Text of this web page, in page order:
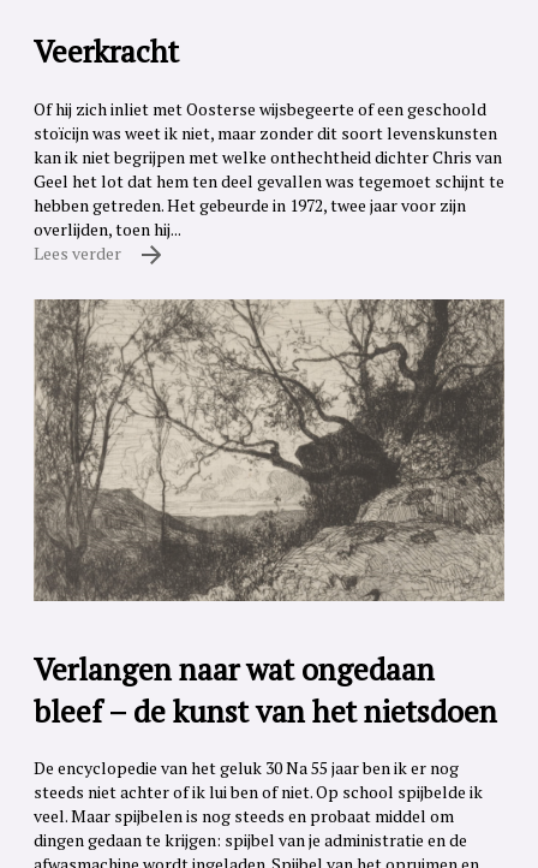
Veerkracht
Of hij zich inliet met Oosterse wijsbegeerte of een geschoold
stoïcijn was weet ik niet, maar zonder dit soort levenskunsten
kan ik niet begrijpen met welke onthechtheid dichter Chris van
Geel het lot dat hem ten deel gevallen was tegemoet schijnt te
hebben getreden. Het gebeurde in 1972, twee jaar voor zijn
overlijden, toen hij...
Lees verder
Verlangen naar wat ongedaan
bleef – de kunst van het nietsdoen
De encyclopedie van het geluk 30 Na 55 jaar ben ik er nog
steeds niet achter of ik lui ben of niet. Op school spijbelde ik
veel. Maar spijbelen is nog steeds en probaat middel om
dingen gedaan te krijgen: spijbel van je administratie en de